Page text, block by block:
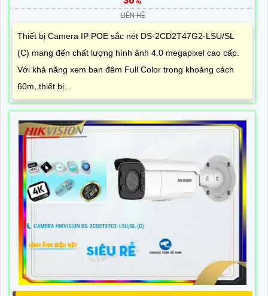
LIÊN HỆ
Thiết bị Camera IP POE sắc nét DS-2CD2T47G2-LSU/SL
(C) mang đến chất lượng hình ảnh 4.0 megapixel cao cấp.
Với khả năng xem ban đêm Full Color trong khoảng cách
60m, thiết bị...